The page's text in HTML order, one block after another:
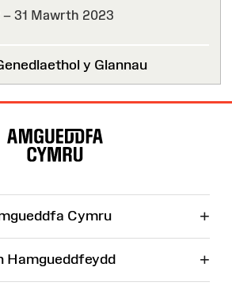
31 Mawrth 2023
y Glannau
Cymru +
Hamgueddfeydd +